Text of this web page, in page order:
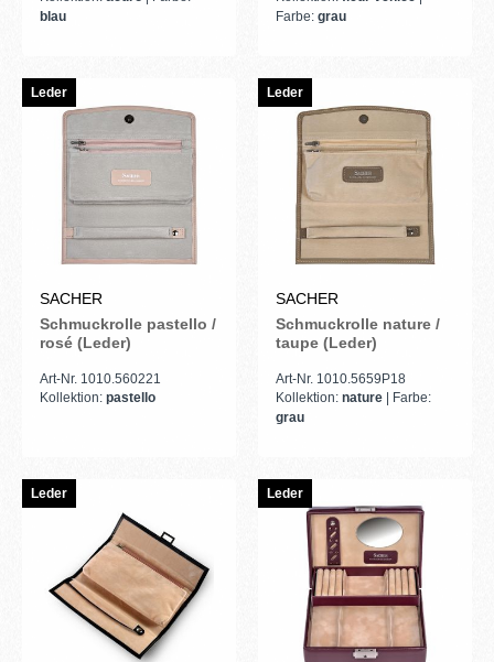
blau
Farbe: grau
Leder
SACHER
Schmuckrolle pastello /
rosé (Leder)
Art-Nr. 1010.560221
Kollektion: pastello
Leder
SACHER
Schmuckrolle nature /
taupe (Leder)
Art-Nr. 1010.5659P18
Kollektion: nature
| Farbe:
grau
Leder Leder